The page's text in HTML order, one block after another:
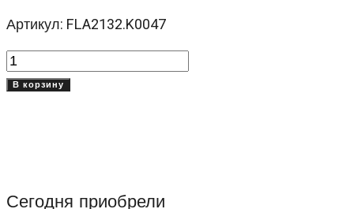
Артикул: FLA2132.K0047
Количество
товара
Crackle)
В корзину
Сегодня приобрели